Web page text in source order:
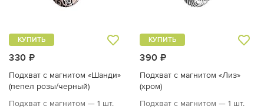
330 ₽
КУПИТЬ
Подхват с магнитом «Шанди»
(пепел розы/черный)
Подхват с магнитом — 1 шт.
390 ₽
КУПИТЬ
Подхват с магнитом «Лиз»
(хром)
Подхват с магнитом — 1 шт.